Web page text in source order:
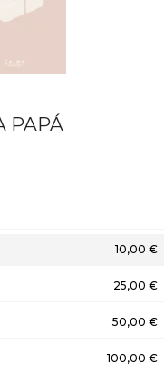
PAPÁ
10,00 €
25,00 €
50,00 €
100,00 €